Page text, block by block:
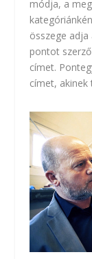
módja, a
összege
pontot
címet.
címet,